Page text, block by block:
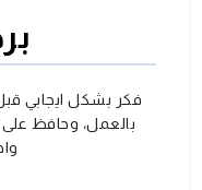
فكر بشكل ايجابي قبل
بالعمل، وحافظ على